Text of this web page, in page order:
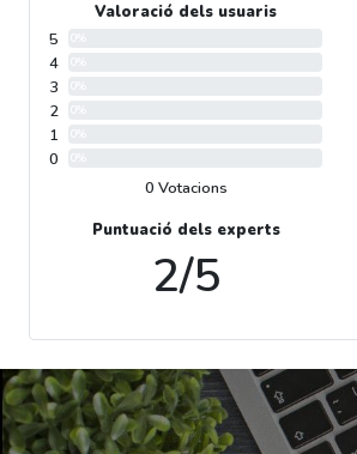
Valoració dels usuaris
5
4
3
2
1
0
0 Votacions
Puntuació dels experts
2/5